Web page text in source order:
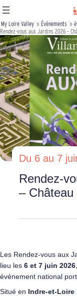
My Loire Valley » Évènements »
Rendez-vous aux Jardins 2026 –
Du 6 au 7
Rendez-
–
Les Rendez-vous aux
lieu les 6 et 7 juin 2026
événement national
Situé en Indre-et-Loire